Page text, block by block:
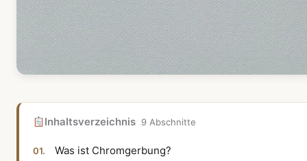
Inhaltsverzeichnis 9 Abschnitte
Was ist Chromgerbung?